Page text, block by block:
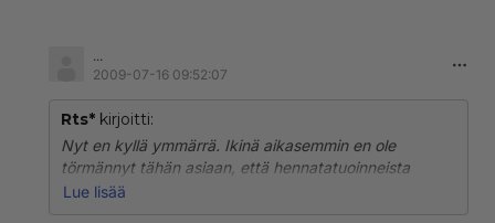
...
2009-07-16 09:52:07
Rts* kirjoitti:
Nyt en kyllä ymmärrä. Ikinä aikasemmin en ole
törmännyt tähän asiaan, että hennatatuoinneista
saattaisi tulla ihottumaa... :O
Lue lisää